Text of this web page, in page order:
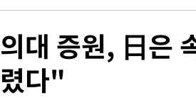
-30116초 전 >[속보]산업장관 "李정부, 원전
색
-28200초 전 >[속보]산업장관 "美무역법 제
상
-27993초 전 >[속보]코스피 매도사이드카 발
-27265초 전 >
의대 증원, 日은
렸다"